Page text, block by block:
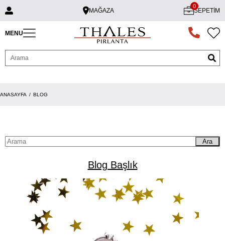
MAĞAZA SEPETIM
0
MENU
ANASAYFA BLOG
Ara
Blog Başlık